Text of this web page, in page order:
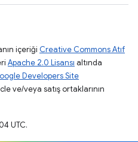
içeriği Creative Commons Atıf
Apache 2.0 Lisansı altında
Developers Site
ve/veya satış ortaklarının
UTC.